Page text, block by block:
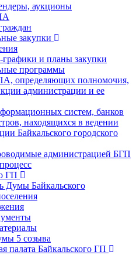
аукционы
закупки
и планы закупки
программы
определяющих полномочия,
администрации и ее
систем, банков
находящихся в ведении
Байкальского городского
администрацией БГП
ГП
Думы Байкальского
5 созыва
палата Байкальского ГП